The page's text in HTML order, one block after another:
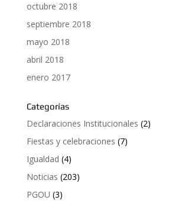
octubre 2018
septiembre 2018
mayo 2018
abril 2018
enero 2017
Categorías
Declaraciones Institucionales (2)
Fiestas y celebraciones (7)
Igualdad (4)
Noticias (203)
PGOU (3)